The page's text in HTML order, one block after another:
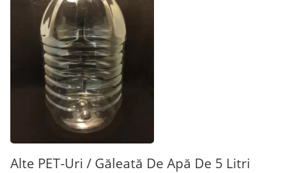
Alte PET-Uri / Găleată De Apă De 5 Litri